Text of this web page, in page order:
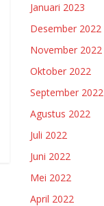
Januari 2023
Desember 2022
November 2022
Oktober 2022
September 2022
Agustus 2022
Juli 2022
Juni 2022
Mei 2022
April 2022